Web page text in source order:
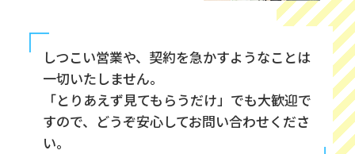
しつこい営業や、契約を急かすようなことは
一切いたしません。
「とりあえず見てもらうだけ」でも大歓迎で
すので、どうぞ安心してお問い合わせくださ
い。